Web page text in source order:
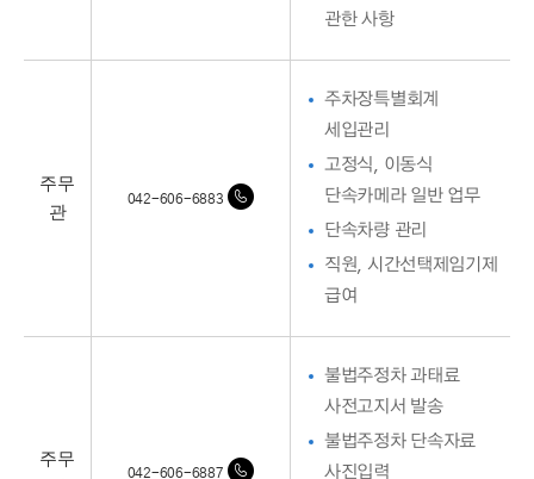
관한 사항
주무
관
042-606-6883
주차장특별회계
세입관리
고정식, 이동식
단속카메라 일반 업무
단속차량 관리
직원, 시간선택제임기제
급여
주무
042-606-6887
불법주정차 과태료
사전고지서 발송
불법주정차 단속자료
사진입력